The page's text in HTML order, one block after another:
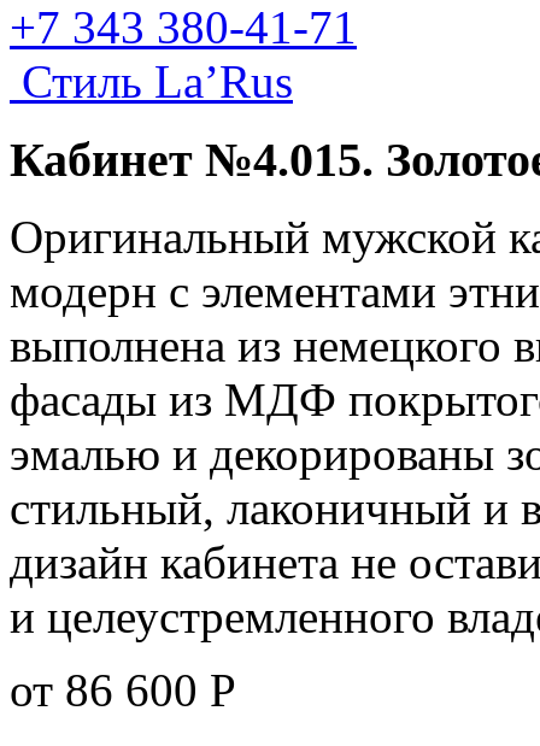
+7 343 380-41-71
Стиль La’Rus
Кабинет №4.015.
Оригинальный мужской
модерн с элементами
выполнена из немецкого
фасады из МДФ
эмалью и декорированы
стильный, лаконичный и
дизайн кабинета не
и целеустремленного
от 86 600 Р